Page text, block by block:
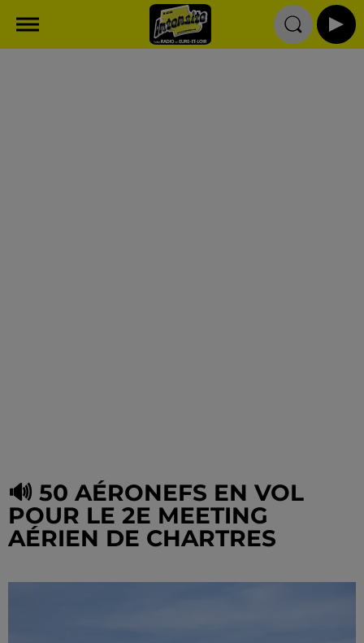
🔊 50 AÉRONEFS EN VOL
POUR LE 2E MEETING
AÉRIEN DE CHARTRES